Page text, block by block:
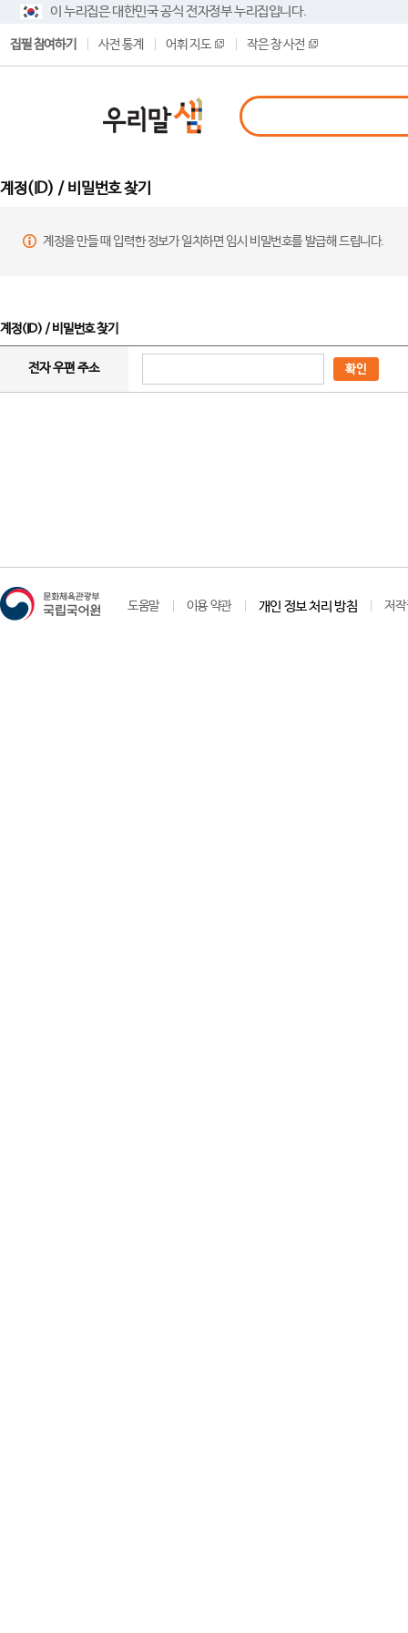
이 누리집은 대한민국 공식 전자정부 누리집입니다.
집필 참여하기 사전 통계 어휘 지도 작은 창 사전
계정(ID) / 비밀번호 찾기
계정을 만들 때 입력한 정보가 일치하면 임시 비밀번호를 발급해 드립니다.
계정(ID) / 비밀번호 찾기
전자 우편 주소 확인
도움말 이용 약관 개인 정보 처리 방침 저